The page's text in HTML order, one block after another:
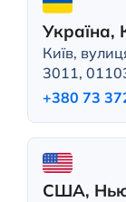
Україна,
Київ,
3011,
+380 73
США,